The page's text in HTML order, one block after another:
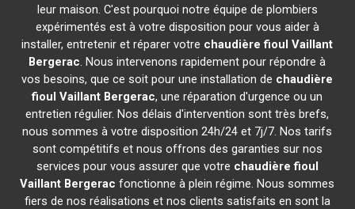
leur maison. C'est pourquoi notre équipe de plombiers
expérimentés est à votre disposition pour vous aider à
installer, entretenir et réparer votre chaudière fioul Vaillant
Bergerac. Nous intervenons rapidement pour répondre à
vos besoins, que ce soit pour une installation de chaudière
fioul Vaillant Bergerac, une réparation d'urgence ou un
entretien régulier. Nos délais d'intervention sont très brefs,
nous sommes à votre disposition 24h/24 et 7j/7. Nos tarifs
sont compétitifs et nous offrons des garanties sur nos
services pour vous assurer que votre chaudière fioul
Vaillant Bergerac fonctionne à plein régime. Nous sommes
fiers de nos réalisations et nos clients satisfaits en sont la